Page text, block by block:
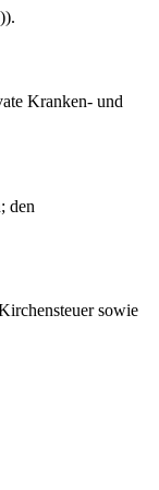
Kranken- und
den
sowie